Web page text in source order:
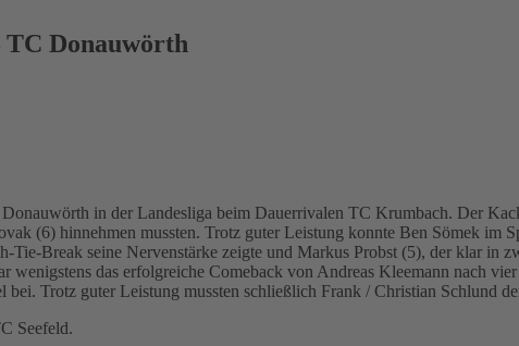
Donauwörth
in der Landesliga beim Dauerrivalen TC Krumbach. Der
(6) hinnehmen mussten. Trotz guter Leistung konnte Ben Sömek im
Break seine Nervenstärke zeigte und Markus Probst (5), der klar in
das erfolgreiche Comeback von Andreas Kleemann nach
Trotz guter Leistung mussten schließlich Frank / Christian Schlund
Seefeld.